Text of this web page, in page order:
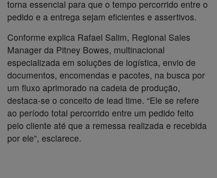
torna essencial para que o tempo percorrido entre o
pedido e a entrega sejam eficientes e assertivos.
Conforme explica Rafael Salim, Regional Sales
Manager da Pitney Bowes, multinacional
especializada em soluções de logística, envio de
documentos, encomendas e pacotes, na busca por
um fluxo aprimorado na cadeia de produção,
destaca-se o conceito de lead time. “Ele se refere
ao período total percorrido entre um pedido feito
pelo cliente até que a remessa realizada e recebida
por ele”, esclarece.